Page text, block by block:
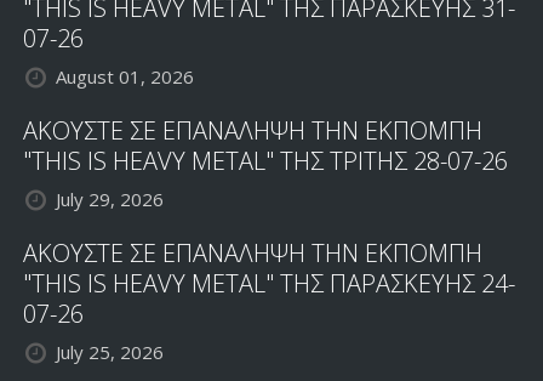
"THIS IS HEAVY METAL" ΤΗΣ ΠΑΡΑΣΚΕΥΗΣ 31-
07-26
August 01, 2026
ΑΚΟΥΣΤΕ ΣΕ ΕΠΑΝΑΛΗΨΗ ΤΗΝ ΕΚΠΟΜΠΗ
"THIS IS HEAVY METAL" ΤΗΣ ΤΡΙΤΗΣ 28-07-26
July 29, 2026
ΑΚΟΥΣΤΕ ΣΕ ΕΠΑΝΑΛΗΨΗ ΤΗΝ ΕΚΠΟΜΠΗ
"THIS IS HEAVY METAL" ΤΗΣ ΠΑΡΑΣΚΕΥΗΣ 24-
07-26
July 25, 2026